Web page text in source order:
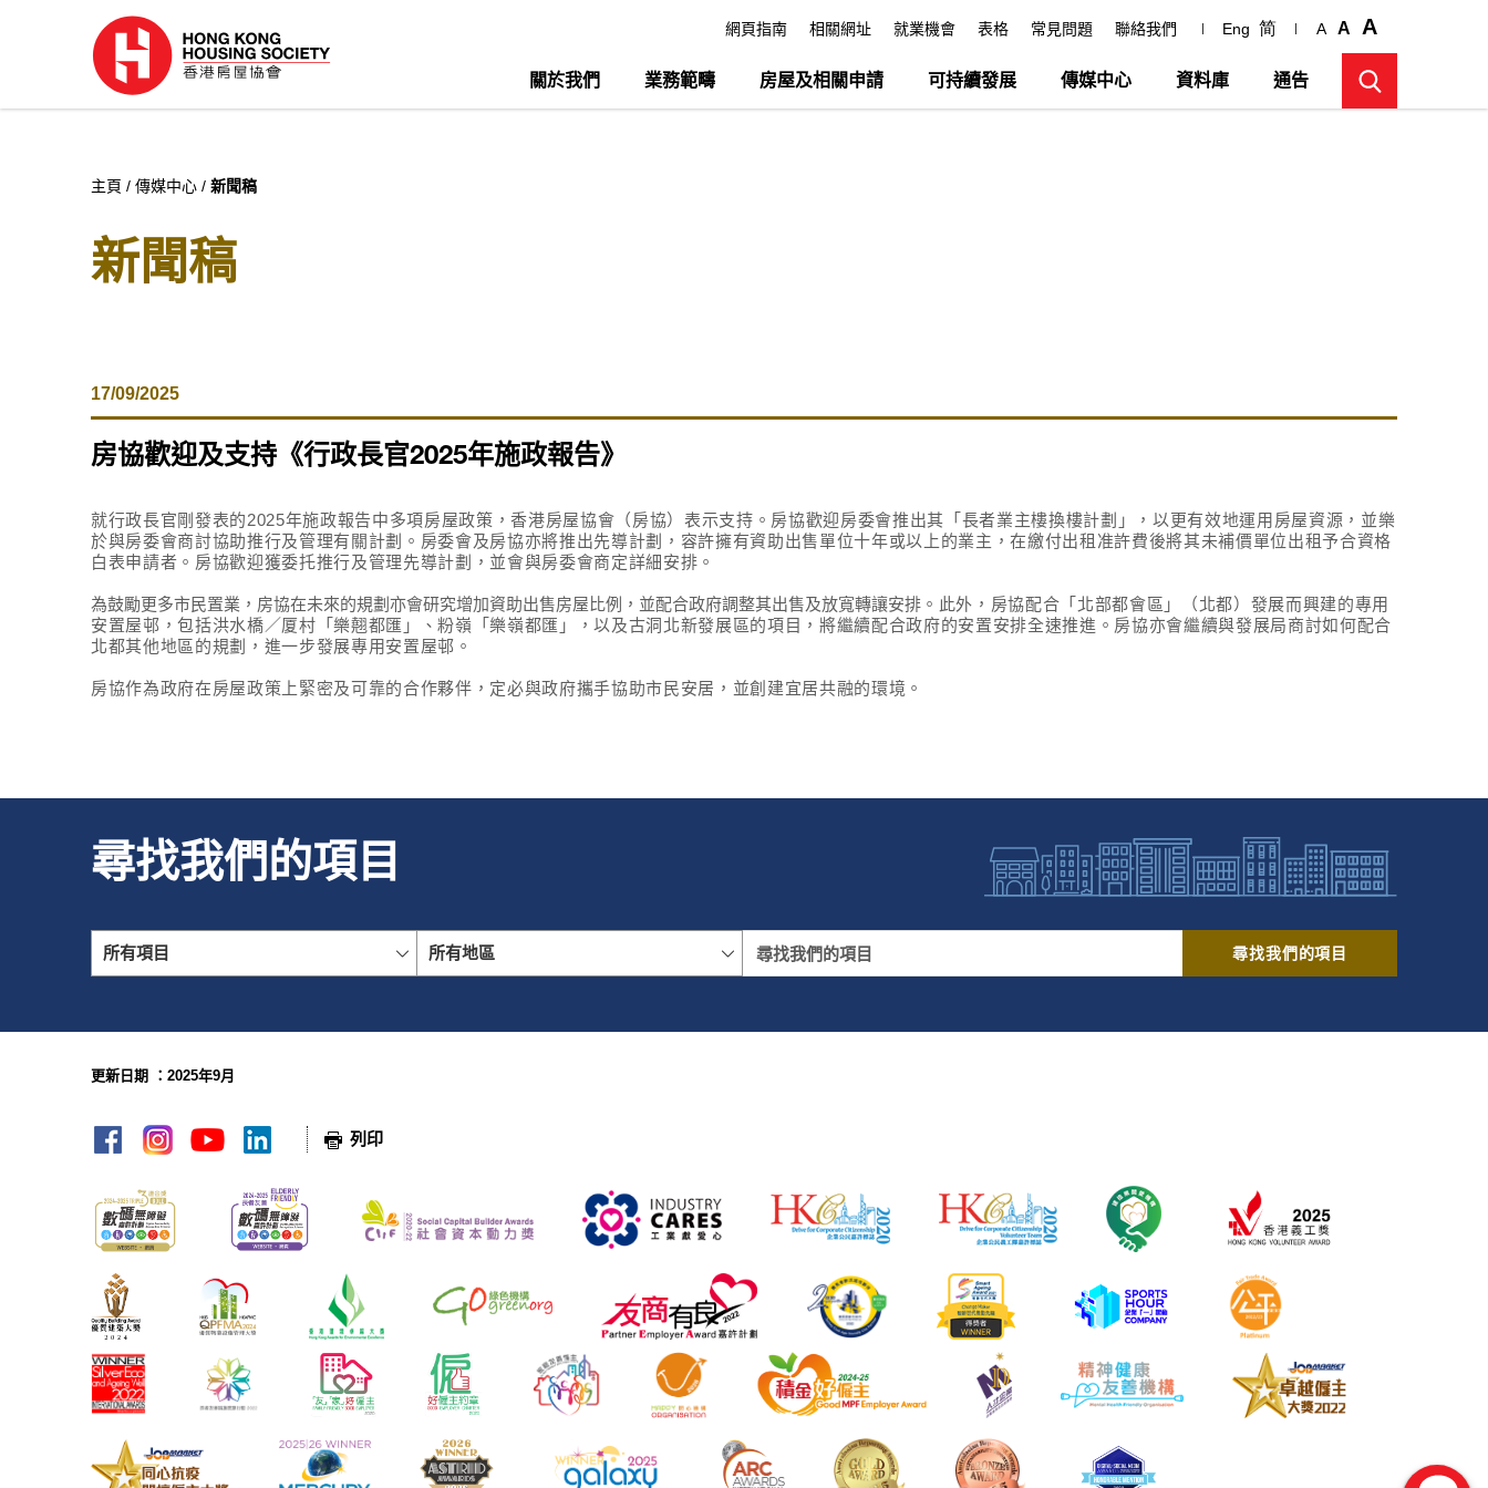
網頁指南 相關網址 就業機會 表格 常見問題 聯絡我們 Eng 简 A A A
關於我們 業務範疇 房屋及相關申請 可持續發展 傳媒中心 資料庫 通告
主頁 傳媒中心 新聞稿
新聞稿
17/09/2025
房協歡迎及支持《行政長官2025年施政報告》
就行政長官剛發表的2025年施政報告中多項房屋政策，香港房屋協會（房協）表示支持。 房協歡迎房委會推出其「長者業主樓換樓計劃」，以更有效地運用房屋資源， 並樂
於與房委會商討協助推行及管理有關計劃。 房委會及房協亦將推出先導計劃，容許擁有資助出售單位十年或以上的業主，在繳付出租准許費後將其未補價單位出租予合資格
白表申請者。房協歡迎獲委托推行及管理先導計劃，並會與房委會商定詳細安排。
為鼓勵更多市民置業，房協在未來的規劃亦會研究增加資助出售房屋比例，並配合政府調整其出售及放寬轉讓安排 。 此外，房協配合「北部都會區」（北都） 發展而興建的專用
安置屋邨，包括洪水橋／厦村「樂翹都匯」、粉嶺「樂嶺都匯」，以及古洞北新發展區的項目，將繼續配合政府的安置安排全速推進。房協亦會繼續與發展局商討如何配合
北都其他地區的規劃，進一步發展專用安置屋邨。
房協作為政府在房屋政策上緊密及可靠的合作夥伴，定必與政府攜手協助市民安居，並創建宜居共融的環境。
尋找我們的項目
所有項目 所有地區 尋找我們的項目
更新日期 ：2025年9月
列印